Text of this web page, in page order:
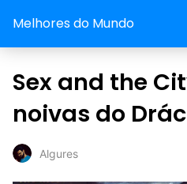
Melhores do Mundo
Sex and the
noivas do
Algures